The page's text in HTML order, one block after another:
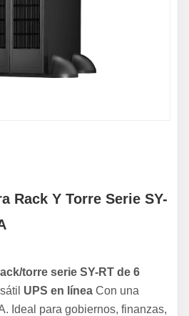
Rack Y Torre Serie SY-
torre serie SY-RT de 6
UPS en línea Con una
Ideal para gobiernos, finanzas,